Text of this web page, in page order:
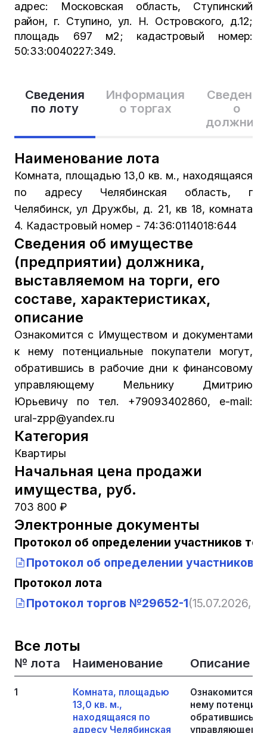
Сведения
по лоту
Информация
о торгах
Сведения
о
Наименование лота
Комната, площадью 13,0 кв. м., находящаяся
по адресу Челябинская область, г
Челябинск, ул Дружбы, д. 21, кв 18, комната
4. Кадастровый номер - 74:36:0114018:644
Сведения об имуществе
(предприятии) должника,
выставляемом на торги, его
составе, характеристиках,
описание
Ознакомится с Имуществом и документами
к нему потенциальные покупатели могут,
обратившись в рабочие дни к финансовому
управляющему Мельнику Дмитрию
Юрьевичу по тел. +79093402860, e-mail:
ural-zpp@yandex.ru
Категория
Квартиры
Начальная цена продажи
имущества, руб.
703 800 ₽
Электронные документы
Протокол об определении участников
Протокол об определении участников
Протокол лота
Протокол торгов №29652-1(15.07.2026,
Все лоты
№ лота Наименование Описание
1
Комната, площадью
13,0 кв. м.,
находящаяся по
адресу Челябинская
Ознакомится с
нему
обратившись в
управляющему
адрес: Московская область, Ступинский
район, г. Ступино, ул. Н. Островского, д.12;
площадь 697 м2; кадастровый номер:
50:33:0040227:349.